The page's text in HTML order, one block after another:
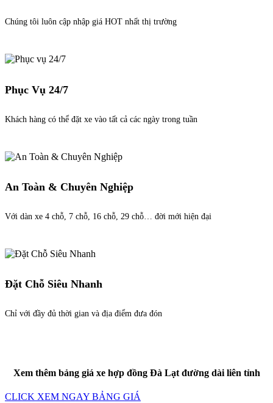
Chúng tôi luôn cập nhập giá HOT nhất thị trường
Phục Vụ 24/7
Khách hàng có thể đặt xe vào tất cả các ngày trong tuần
An Toàn & Chuyên Nghiệp
Với dàn xe 4 chỗ, 7 chỗ, 16 chỗ, 29 chỗ… đời mới hiện đại
Đặt Chỗ Siêu Nhanh
Chỉ với đầy đủ thời gian và địa điểm đưa đón
Xem thêm bảng giá xe hợp đồng Đà Lạt đường dài liên tỉnh
CLICK XEM NGAY BẢNG GIÁ